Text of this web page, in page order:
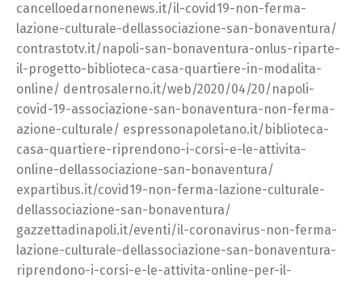
cancelloedarnonenews.it/il-covid19-non-ferma-
lazione-culturale-dellassociazione-san-bonaventura/
contrastotv.it/napoli-san-bonaventura-onlus-riparte-
il-progetto-biblioteca-casa-quartiere-in-modalita-
online/ dentrosalerno.it/web/2020/04/20/napoli-
covid-19-associazione-san-bonaventura-non-ferma-
azione-culturale/ espressonapoletano.it/biblioteca-
casa-quartiere-riprendono-i-corsi-e-le-attivita-
online-dellassociazione-san-bonaventura/
expartibus.it/covid19-non-ferma-lazione-culturale-
dellassociazione-san-bonaventura/
gazzettadinapoli.it/eventi/il-coronavirus-non-ferma-
lazione-culturale-dellassociazione-san-bonaventura-
riprendono-i-corsi-e-le-attivita-online-per-il-